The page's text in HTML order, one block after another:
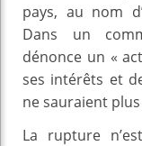
pays, au nom
Dans un
dénonce un «
ses intérêts et
ne sauraient
La rupture